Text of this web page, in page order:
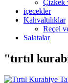
Çizkek
içecekler
Kahvaltılıklar
Reçel
Salatalar
"tırtıl